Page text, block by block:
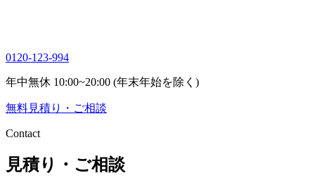
0120-123-994
年中無休 10:00~20:00 (年末年始を除く)
無料見積り・ご相談
Contact
見積り・ご相談